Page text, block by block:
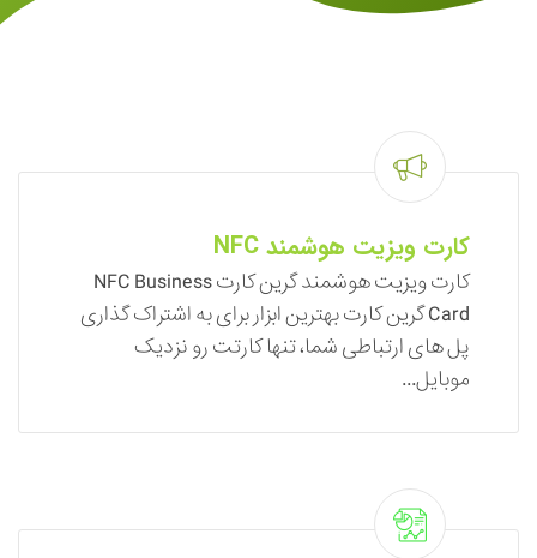
کارت ویزیت هوشمند NFC
کارت ویزیت هوشمند گرین کارت NFC Business
Card گرین کارت بهترین ابزار برای به اشتراک گذاری
پل های ارتباطی شما، تنها کارتت رو نزدیک
موبایل...